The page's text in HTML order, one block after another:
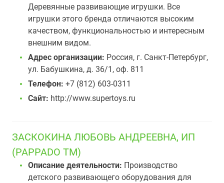
Деревянные развивающие игрушки. Все
игрушки этого бренда отличаются высоким
качеством, функциональностью и интересным
внешним видом.
Адрес организации: Россия, г. Санкт-Петербург,
ул. Бабушкина, д. 36/1, оф. 811
Телефон: +7 (812) 603-0311
Сайт: http://www.supertoys.ru
ЗАСКОКИНА ЛЮБОВЬ АНДРЕЕВНА, ИП
(PAPPADO TM)
Описание деятельности: Производство
детского развивающего оборудования для